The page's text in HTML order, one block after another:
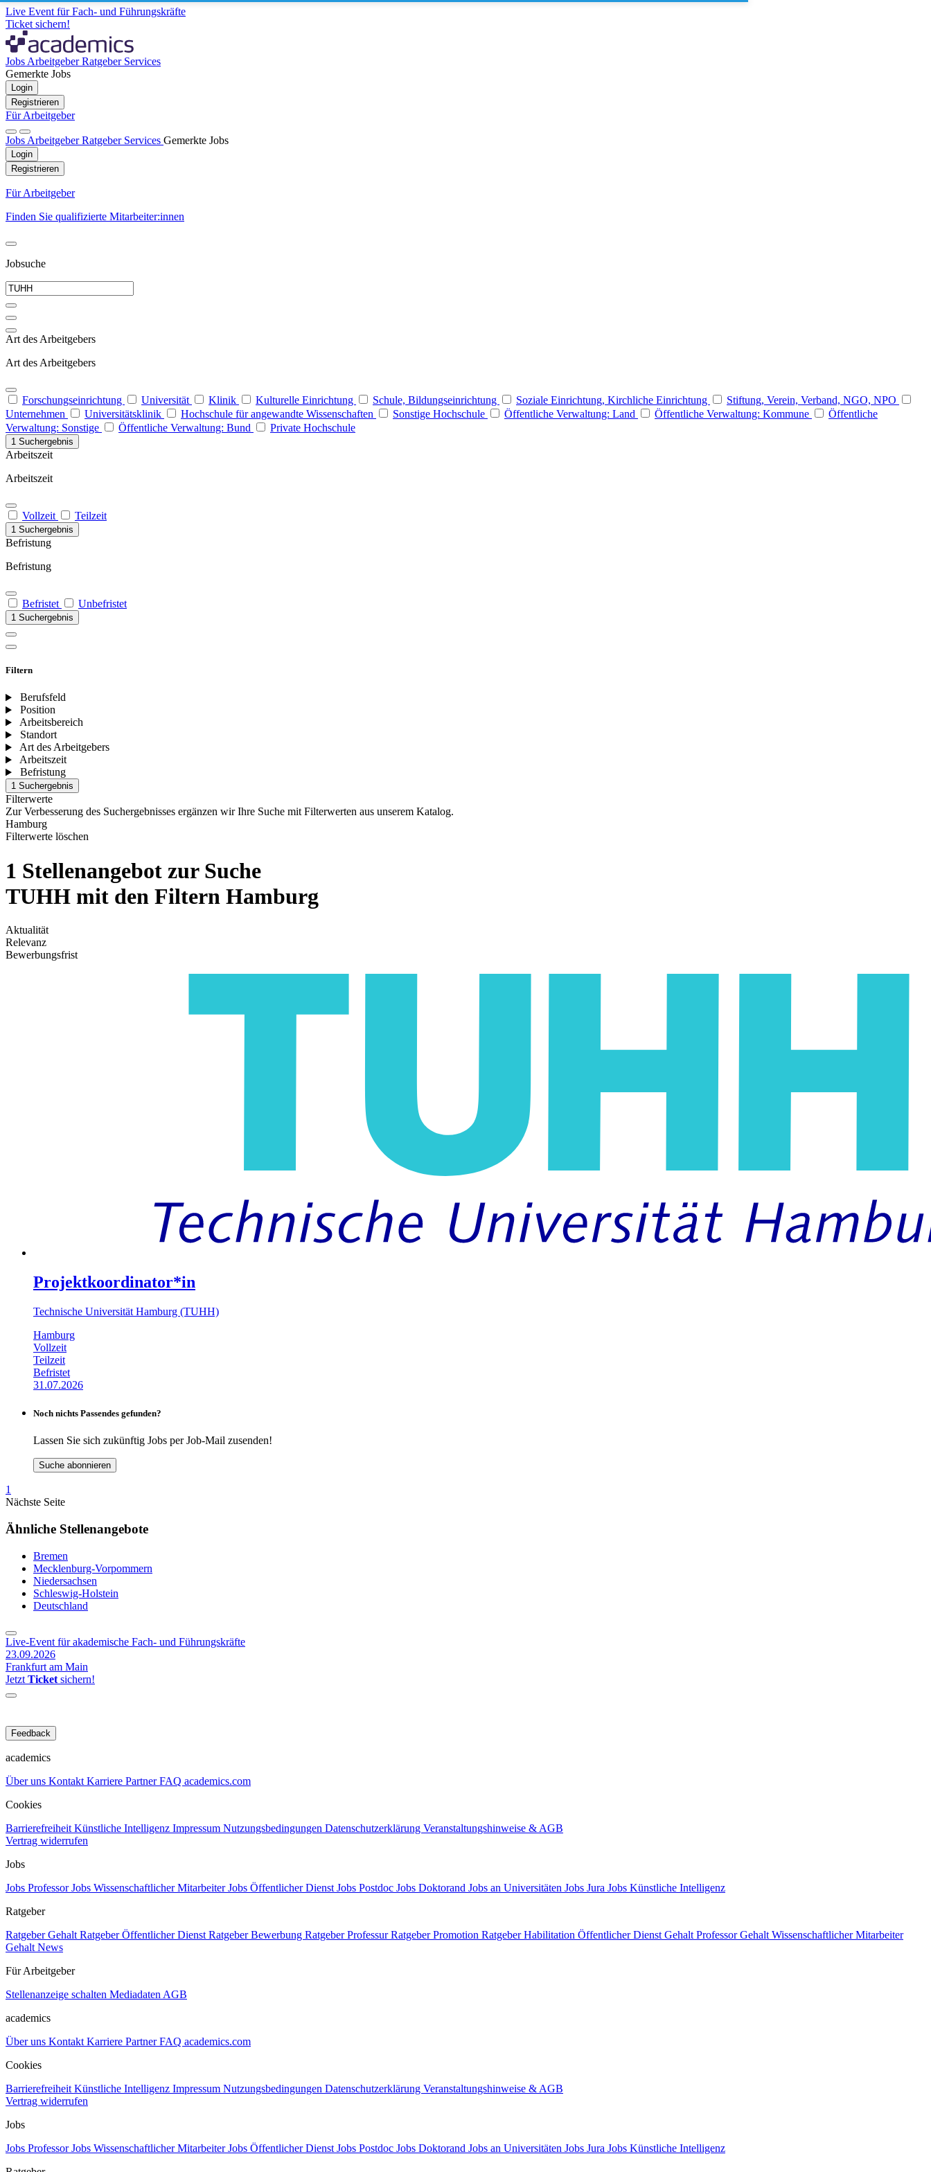
Live Event für Fach- und Führungskräfte
Ticket sichern!
Jobs ArbeitgeberRatgeber Services
Gemerkte Jobs
Login
Registrieren
Für Arbeitgeber
Jobs ArbeitgeberRatgeber Services Gemerkte Jobs
Login
Registrieren
Für Arbeitgeber
Finden Sie qualifizierte Mitarbeiter:innen
Jobsuche
Art des Arbeitgebers
Art des Arbeitgebers
Forschungseinrichtung Universität Klinik Kulturelle Einrichtung Schule, Bildungseinrichtung Soziale Einrichtung, Kirchliche Einrichtung
Stiftung, Verein, Verband, NGO, NPO
Unternehmen
Universitätsklinik Hochschule für angewandte Wissenschaften Sonstige Hochschule Öffentliche Verwaltung: Land Öffentliche Verwaltung: Kommune
Öffentliche
Verwaltung: Sonstige
Öffentliche Verwaltung: Bund Private Hochschule
1 Suchergebnis
Arbeitszeit
Arbeitszeit
Vollzeit Teilzeit
1 Suchergebnis
Befristung
Befristung
Befristet Unbefristet
1 Suchergebnis
Filtern
Berufsfeld
Position
Arbeitsbereich
Standort
Art des Arbeitgebers
Arbeitszeit
Befristung
1 Suchergebnis
Filterwerte
Zur Verbesserung des Suchergebnisses ergänzen wir Ihre Suche mit Filterwerten aus unserem Katalog.
Hamburg
Filterwerte löschen
1 Stellenangebot zur Suche
TUHH mit den Filtern Hamburg
Aktualität
Relevanz
Bewerbungsfrist
Projektkoordinator*in
Technische Universität Hamburg (TUHH)
Hamburg
Vollzeit
Teilzeit
Befristet
31.07.2026
Noch nichts Passendes gefunden?
Lassen Sie sich zukünftig Jobs per Job-Mail zusenden!
Suche abonnieren
1
Nächste Seite
Ähnliche Stellenangebote
Bremen
Mecklenburg-Vorpommern
Niedersachsen
Schleswig-Holstein
Deutschland
Live-Event für akademische Fach- und Führungskräfte
23.09.2026
Frankfurt am Main
Jetzt Ticket sichern!
Feedback
academics
Über uns Kontakt Karriere PartnerFAQ academics.com
Cookies
Barrierefreiheit Künstliche Intelligenz Impressum Nutzungsbedingungen Datenschutzerklärung Veranstaltungshinweise & AGB
Vertrag widerrufen
Jobs
Jobs ProfessorJobs Wissenschaftlicher MitarbeiterJobs Öffentlicher Dienst Jobs Postdoc Jobs Doktorand Jobs an Universitäten Jobs Jura Jobs Künstliche Intelligenz
Ratgeber
Ratgeber Gehalt Ratgeber Öffentlicher Dienst Ratgeber Bewerbung Ratgeber ProfessurRatgeber Promotion Ratgeber Habilitation Öffentlicher Dienst Gehalt Professor Gehalt Wissenschaftlicher Mitarbeiter
Gehalt News
Für Arbeitgeber
Stellenanzeige schalten Mediadaten AGB
academics
Über uns Kontakt Karriere PartnerFAQ academics.com
Cookies
Barrierefreiheit Künstliche Intelligenz Impressum Nutzungsbedingungen Datenschutzerklärung Veranstaltungshinweise & AGB
Vertrag widerrufen
Jobs
Jobs ProfessorJobs Wissenschaftlicher MitarbeiterJobs Öffentlicher Dienst Jobs Postdoc Jobs Doktorand Jobs an Universitäten Jobs Jura Jobs Künstliche Intelligenz